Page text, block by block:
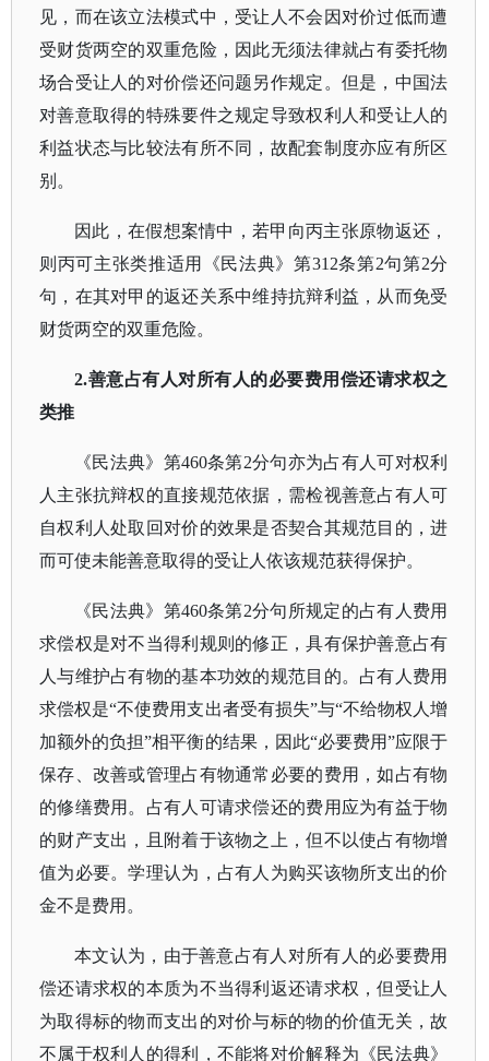
见，而在该立法模式中，受让人不会因对价过低而遭
受财货两空的双重危险，因此无须法律就占有委托物
场合受让人的对价偿还问题另作规定。但是，中国法
对善意取得的特殊要件之规定导致权利人和受让人的
利益状态与比较法有所不同，故配套制度亦应有所区
别。
因此，在假想案情中，若甲向丙主张原物返还，
则丙可主张类推适用《民法典》第312条第2句第2分
句，在其对甲的返还关系中维持抗辩利益，从而免受
财货两空的双重危险。
2.善意占有人对所有人的必要费用偿还请求权之
类推
《民法典》第460条第2分句亦为占有人可对权利
人主张抗辩权的直接规范依据，需检视善意占有人可
自权利人处取回对价的效果是否契合其规范目的，进
而可使未能善意取得的受让人依该规范获得保护。
《民法典》第460条第2分句所规定的占有人费用
求偿权是对不当得利规则的修正，具有保护善意占有
人与维护占有物的基本功效的规范目的。占有人费用
求偿权是“不使费用支出者受有损失”与“不给物权人增
加额外的负担”相平衡的结果，因此“必要费用”应限于
保存、改善或管理占有物通常必要的费用，如占有物
的修缮费用。占有人可请求偿还的费用应为有益于物
的财产支出，且附着于该物之上，但不以使占有物增
值为必要。学理认为，占有人为购买该物所支出的价
金不是费用。
本文认为，由于善意占有人对所有人的必要费用
偿还请求权的本质为不当得利返还请求权，但受让人
为取得标的物而支出的对价与标的物的价值无关，故
不属于权利人的得利，不能将对价解释为《民法典》